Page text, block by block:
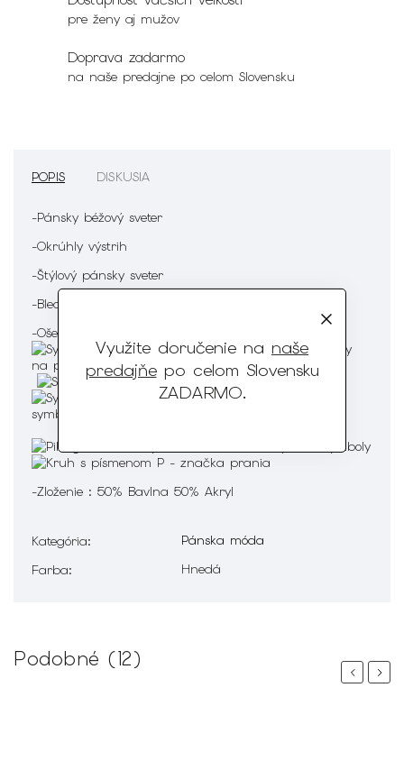
Využite doručenie na naše
predajňepo celom Slovensku
ZADARMO.
pre ženy aj mužov
Doprava zadarmo
na naše predajne po celom Slovensku
POPIS DISKUSIA
-Pánsky béžový sveter
-Okrúhly výstrih
-Štýlový pánsky sveter
-Bledohnedo-čierne detaily na prednom diely
-Ošetrenie :
-Zloženie : 50% Bavlna 50% Akryl
Kategória:
Pánska móda
Farba: Hnedá
Podobné (12)
PreviousNext